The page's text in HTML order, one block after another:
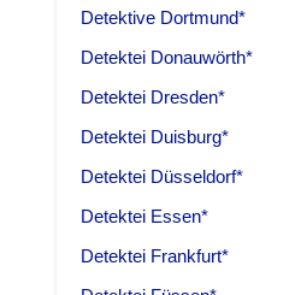
Detektive Dortmund*
Detektei Donauwörth*
Detektei Dresden*
Detektei Duisburg*
Detektei Düsseldorf*
Detektei Essen*
Detektei Frankfurt*